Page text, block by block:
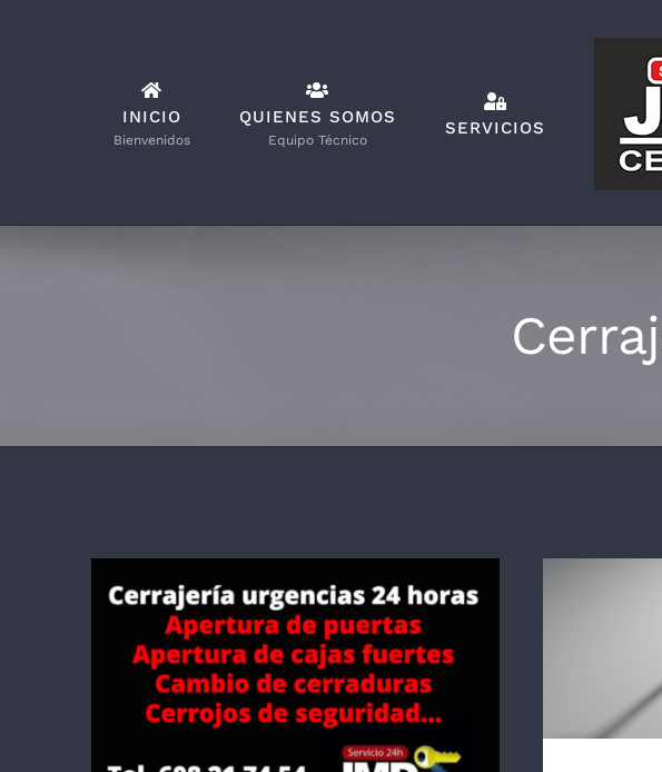
INICIO
Bienvenidos
QUIENES SOMOS
Equipo Técnico
SERVICIOS
Cerrajero en San Cristóbal de La
Laguna – Urgencias 24 horas